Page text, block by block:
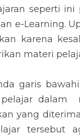
seperti
e-Learning.
karena
materi
garis
pelajar dalam
yang
tersebut